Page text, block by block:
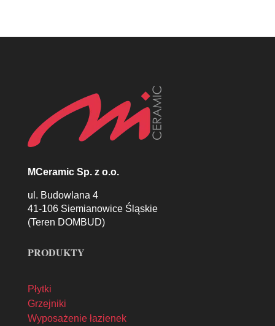
MCeramic Sp. z o.o.
ul. Budowlana 4
41-106 Siemianowice Śląskie
(Teren DOMBUD)
PRODUKTY
Płytki
Grzejniki
Wyposażenie łazienek